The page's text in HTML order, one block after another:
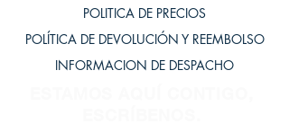
POLITICA DE PRECIOS
POLÍTICA DE DEVOLUCIÓN Y REEMBOLSO
INFORMACION DE DESPACHO